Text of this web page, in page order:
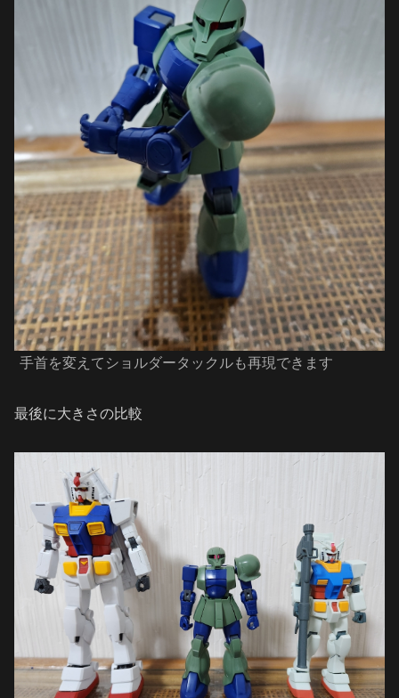
手首を変えてショルダータックルも再現できます
最後に大きさの比較